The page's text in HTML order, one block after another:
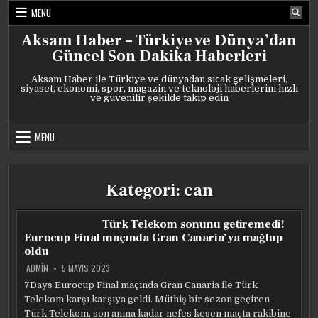
Skip
content
MENU
Aksam Haber – Türkiye ve Dünya’dan
Güncel Son Dakika Haberleri
Aksam Haber ile Türkiye ve dünyadan sıcak gelişmeleri,
siyaset, ekonomi, spor, magazin ve teknoloji haberlerini hızlı
ve güvenilir şekilde takip edin
MENU
Kategori: can
Türk Telekom sonunu getiremedi!
Eurocup Final maçında Gran Canaria’ya mağlup
oldu
ADMIN 5 MAYIS 2023
7Days Eurocup Final maçında Gran Canaria ile Türk
Telekom karşı karşıya geldi. Müthiş bir sezon geçiren
Türk Telekom, son anına kadar nefes kesen maçta rakibine